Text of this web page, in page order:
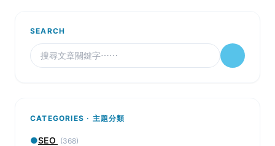
SEARCH
CATEGORIES · 主題分類
●SEO (368)